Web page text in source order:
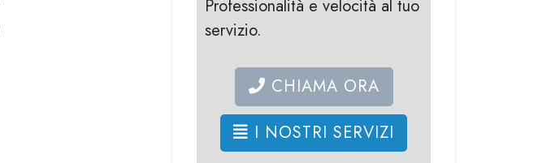
Professionalità e velocità al tuo
servizio.
CHIAMA ORA
I NOSTRI SERVIZI